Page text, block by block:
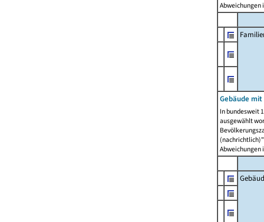
Abweichungen
Gebäude
In bundesweit
ausgewählt
Abweichungen